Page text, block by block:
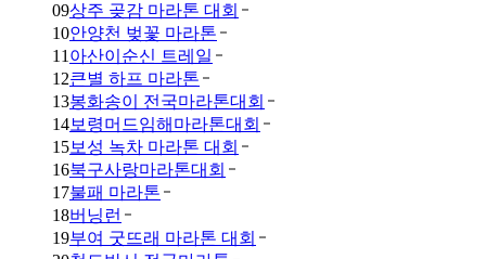
09상주 곶감 마라톤 대회
10안양천 벚꽃 마라톤
11 아산이순신 트레일
12큰별 하프 마라톤
13봉화송이 전국마라톤대회
14보령머드임해마라톤대회
15보성 녹차 마라톤 대회
16북구사랑마라톤대회
17불패 마라톤
18버닝런
19부여 굿뜨래 마라톤 대회